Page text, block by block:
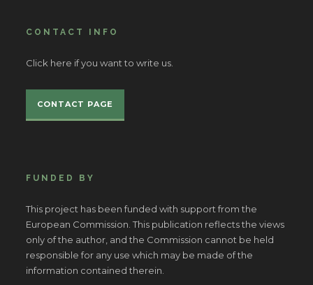
CONTACT INFO
Click here if you want to write us.
CONTACT PAGE
FUNDED BY
This project has been funded with support from the
European Commission. This publication reflects the views
only of the author, and the Commission cannot be held
responsible for any use which may be made of the
information contained therein.